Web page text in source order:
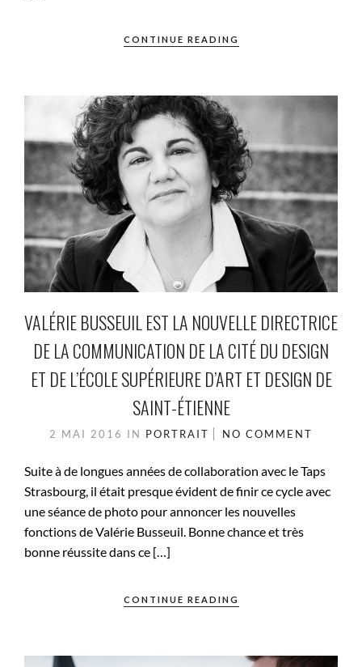
CONTINUE READING
VALÉRIE BUSSEUIL EST LA NOUVELLE DIRECTRICE
DE LA COMMUNICATION DE LA CITÉ DU DESIGN
ET DE L’ÉCOLE SUPÉRIEURE D’ART ET DESIGN DE
SAINT-ÉTIENNE
2 MAI 2016 IN PORTRAIT NO COMMENT
Suite à de longues années de collaboration avec le Taps
Strasbourg, il était presque évident de finir ce cycle avec
une séance de photo pour annoncer les nouvelles
fonctions de Valérie Busseuil. Bonne chance et très
bonne réussite dans ce […]
CONTINUE READING